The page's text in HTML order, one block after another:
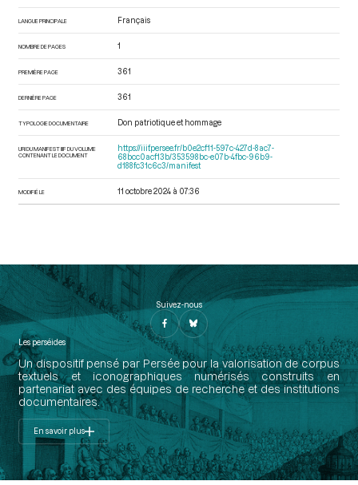
LANGUE PRINCIPALE Français
NOMBRE DE PAGES 1
PREMIÈRE PAGE 361
DERNIÈRE PAGE 361
TYPOLOGIE DOCUMENTAIRE Don patriotique et hommage
URI DU MANIFEST IIIF DU VOLUME
CONTENANT LE DOCUMENT
https://iiif.persee.fr/b0e2cf11-597c-427d-8ac7-
68bcc0acf13b/353598bc-e07b-4fbc-96b9-
d188fc31c6c3/manifest
MODIFIÉ LE 11 octobre 2024 à 07:36
Suivez-nous
Les perséides
Un dispositif pensé par Persée pour la valorisation de corpus
textuels et iconographiques numérisés construits en
partenariat avec des équipes de recherche et des institutions
documentaires.
En savoir plus